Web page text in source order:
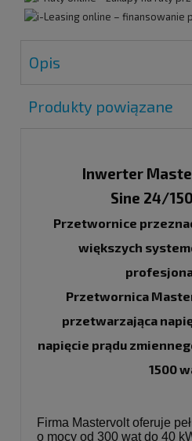
Opis
Produkty powiązane
Inwerter
Sine 24/
Przetwornice
większych
Przetwornica
przetwarzająca
napięcie prądu
1500
Firma Mastervolt oferuje
o mocy od 300 wat do 40